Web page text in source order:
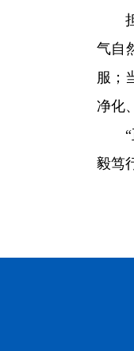
气自
服；
净化
毅笃